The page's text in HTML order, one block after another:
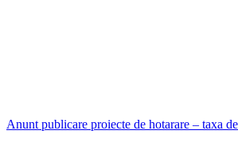
Anunt publicare proiecte de hotarare – taxa